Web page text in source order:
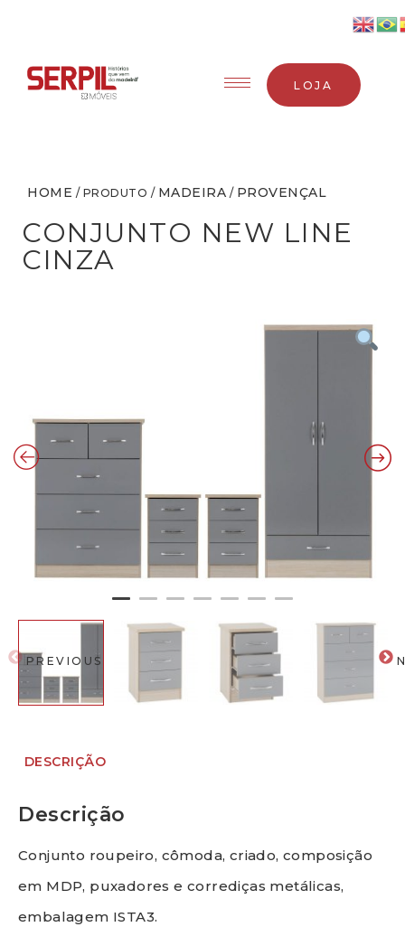
LOJA
HOME / PRODUTO / MADEIRA / PROVENÇAL
CONJUNTO NEW LINE
CINZA
DESCRIÇÃO
Descrição
Conjunto roupeiro, cômoda, criado, composição
em MDP, puxadores e corrediças metálicas,
embalagem ISTA3.
PREVIOUS